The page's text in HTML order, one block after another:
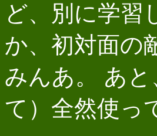
ど、別に学習
か、初対面の
みんあ。 あ
て）全然使っ